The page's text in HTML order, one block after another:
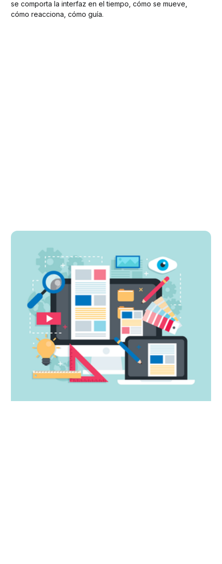
se comporta la interfaz en el tiempo, cómo se mueve,
cómo reacciona, cómo guía.